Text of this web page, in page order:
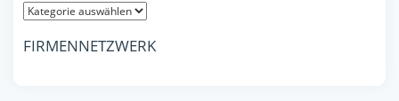
FIRMENNETZWERK